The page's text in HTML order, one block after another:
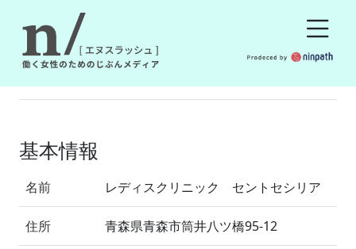
基本情報
名前 レディスクリニック セントセシリア
住所 青森県青森市筒井八ツ橋95-12